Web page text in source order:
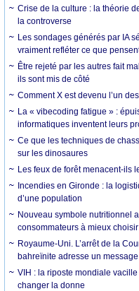
Crise de la culture : la théorie
la controverse
Les sondages générés par IA
vraiment refléter ce que
Être rejeté par les autres fait
ils sont mis de côté
Comment X est devenu l’un
La « vibecoding fatigue » :
informatiques inventent leurs
Ce que les techniques de
sur les dinosaures
Les feux de forêt menacent-ils
Incendies en Gironde : la
d’une population
Nouveau symbole nutritionnel
consommateurs à mieux
Royaume-Uni. L’arrêt de la
bahreïnite adresse un
VIH : la riposte mondiale
changer la donne